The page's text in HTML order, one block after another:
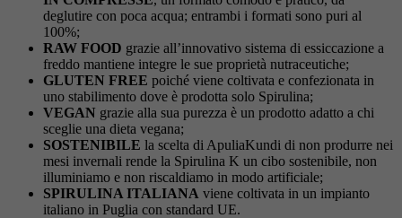
deglutire con poca acqua; entrambi i formati sono puri al
100%;
RAW FOOD grazie all’innovativo sistema di essiccazione a
freddo mantiene integre le sue proprietà nutraceutiche;
GLUTEN FREE poiché viene coltivata e confezionata in
uno stabilimento dove è prodotta solo Spirulina;
VEGAN grazie alla sua purezza è un prodotto adatto a chi
sceglie una dieta vegana;
SOSTENIBILE la scelta di ApuliaKundi di non produrre nei
mesi invernali rende la Spirulina K un cibo sostenibile, non
illuminiamo e non riscaldiamo in modo artificiale;
SPIRULINA ITALIANA viene coltivata in un impianto
italiano in Puglia con standard UE.